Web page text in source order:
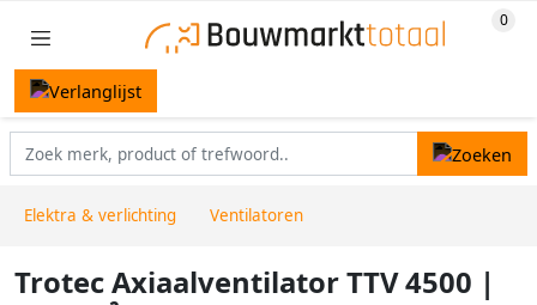
Elektra & verlichting Ventilatoren
Trotec Axiaalventilator TTV 4500 |